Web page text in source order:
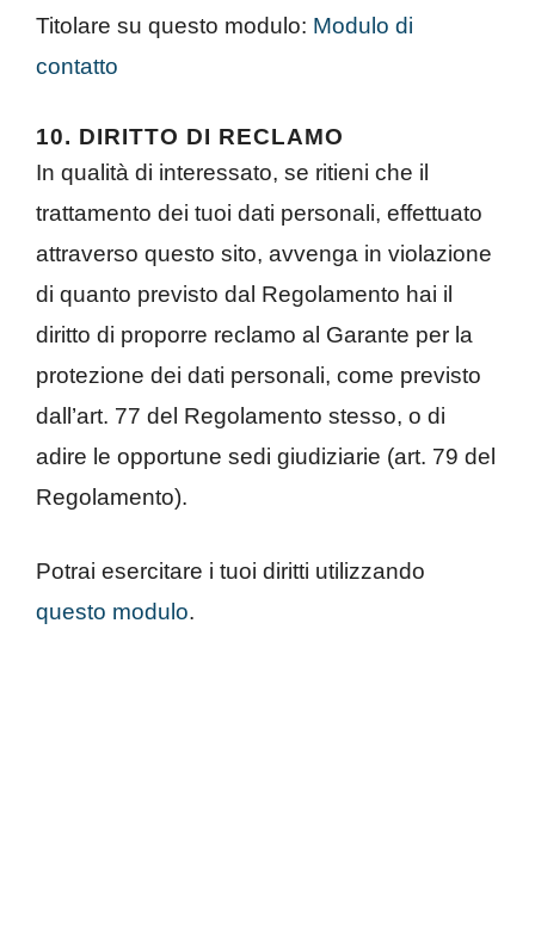
Titolare su questo modulo: Modulo di
contatto
10. DIRITTO DI RECLAMO
In qualità di interessato, se ritieni che il
trattamento dei tuoi dati personali, effettuato
attraverso questo sito, avvenga in violazione
di quanto previsto dal Regolamento hai il
diritto di proporre reclamo al Garante per la
protezione dei dati personali, come previsto
dall’art. 77 del Regolamento stesso, o di
adire le opportune sedi giudiziarie (art. 79 del
Regolamento).
Potrai esercitare i tuoi diritti utilizzando
questo modulo.